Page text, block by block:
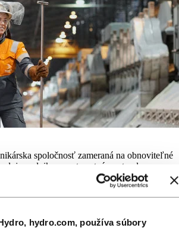
hydro.com, používa súbory
spoločnosť zameraná na obnoviteľné
podniky a partnerstvá pre trvalo
Máme 32 000 zamestnancov vo viac ako